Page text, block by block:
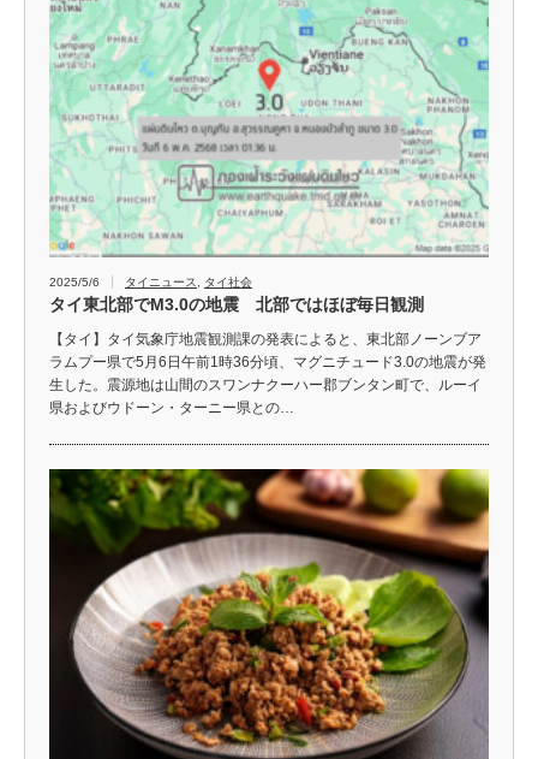
2025/5/6 タイニュース タイ社会
タイ東北部でM3.0の地震 北部ではほぼ毎日観測
【タイ】タイ気象庁地震観測課の発表によると、東北部ノーンブア
ラムプー県で5月6日午前1時36分頃、マグニチュード3.0の地震が発
生した。震源地は山間のスワンナクーハー郡ブンタン町で、ルーイ
県およびウドーン・ターニー県との…